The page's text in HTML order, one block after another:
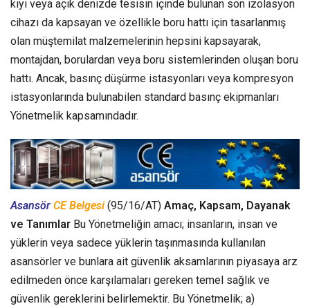
kıyı veya açık denizde tesisin içinde bulunan son izolasyon
cihazı da kapsayan ve özellikle boru hattı için tasarlanmış
olan müştemilat malzemelerinin hepsini kapsayarak,
montajdan, borulardan veya boru sistemlerinden oluşan boru
hattı. Ancak, basınç düşürme istasyonları veya kompresyon
istasyonlarında bulunabilen standard basınç ekipmanları
Yönetmelik kapsamındadır.
Asansör CE Belgesi (95/16/AT) Amaç, Kapsam, Dayanak
ve Tanımlar Bu Yönetmeliğin amacı; insanların, insan ve
yüklerin veya sadece yüklerin taşınmasında kullanılan
asansörler ve bunlara ait güvenlik aksamlarının piyasaya arz
edilmeden önce karşılamaları gereken temel sağlık ve
güvenlik gereklerini belirlemektir. Bu Yönetmelik; a)